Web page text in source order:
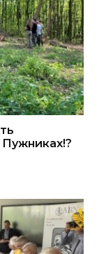
Пужниках!?